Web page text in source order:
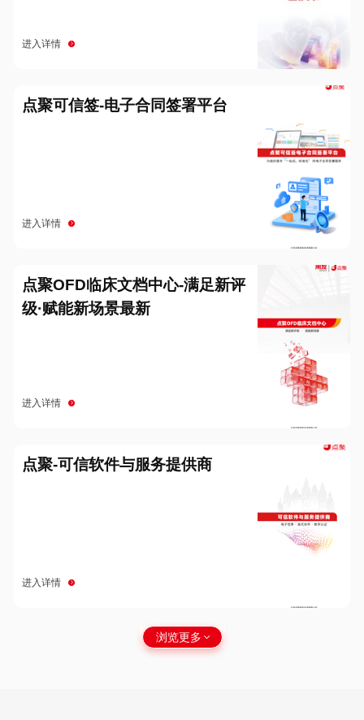
进入详情
点聚可信签-电子合同签署平台
进入详情
点聚OFD临床文档中心-满足新评
级·赋能新场景最新
进入详情
点聚-可信软件与服务提供商
进入详情
浏览更多